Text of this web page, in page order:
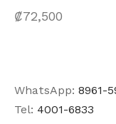
₡72,500
WhatsApp: 8961-
Tel: 4001-6833